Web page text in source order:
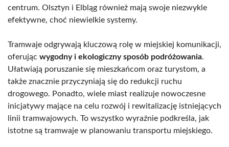
centrum. Olsztyn i Elbląg również mają swoje niezwykle
efektywne, choć niewielkie systemy.
Tramwaje odgrywają kluczową rolę w miejskiej komunikacji,
oferując wygodny i ekologiczny sposób podróżowania.
Ułatwiają poruszanie się mieszkańcom oraz turystom, a
także znacznie przyczyniają się do redukcji ruchu
drogowego. Ponadto, wiele miast realizuje nowoczesne
inicjatywy mające na celu rozwój i rewitalizację istniejących
linii tramwajowych. To wszystko wyraźnie podkreśla, jak
istotne są tramwaje w planowaniu transportu miejskiego.